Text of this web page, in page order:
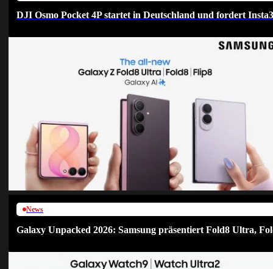
DJI Osmo Pocket 4P startet in Deutschland und fordert
News
Galaxy Unpacked 2026: Samsung präsentiert Fold8 Ultra,